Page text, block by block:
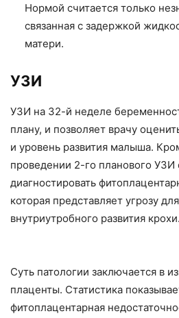
Нормой считается только
связанная с задержкой
матери.
УЗИ
УЗИ на 32-й неделе
плану, и позволяет врачу
и уровень развития малыша.
проведении 2-го планового
диагностировать
которая представляет угрозу
внутриутробного развития крохи.
Суть патологии заключается в
плаценты. Статистика
фитоплацентарная